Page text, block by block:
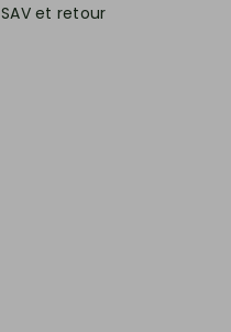
SAV et retour